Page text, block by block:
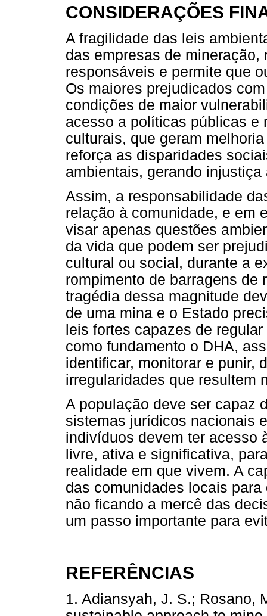
CONSIDERAÇÕES
A fragilidade das leis
das empresas de
responsáveis e permite que
Os maiores prejudicados
condições de maior
acesso a políticas públicas e
culturais, que geram
reforça as disparidades
ambientais, gerando injustiça
Assim, a responsabilidade
relação à comunidade, e em
visar apenas questões
da vida que podem ser
cultural ou social, durante a
rompimento de barragens de
tragédia dessa magnitude
de uma mina e o Estado
leis fortes capazes de
como fundamento o DHA,
identificar, monitorar e punir,
irregularidades que resultem
A população deve ser capaz
sistemas jurídicos nacionais
indivíduos devem ter acesso
livre, ativa e significativa,
realidade em que vivem. A
das comunidades locais
não ficando a mercê das
um passo importante para
REFERÊNCIAS
1. Adiansyah, J. S.; Rosano,